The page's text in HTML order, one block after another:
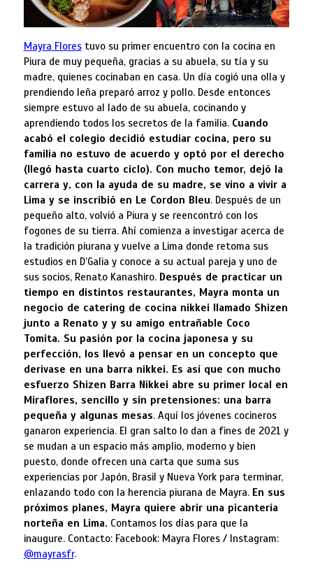
Mayra Florestuvo su primer encuentro con la cocina en
Piura de muy pequeña, gracias a su abuela, su tía y su
madre, quienes cocinaban en casa. Un día cogió una olla y
prendiendo leña preparó arroz y pollo. Desde entonces
siempre estuvo al lado de su abuela, cocinando y
aprendiendo todos los secretos de la familia. Cuando
acabó el colegio decidió estudiar cocina, pero su
familia no estuvo de acuerdo y optó por el derecho
(llegó hasta cuarto ciclo). Con mucho temor, dejó la
carrera y, con la ayuda de su madre, se vino a vivir a
Lima y se inscribió en Le Cordon Bleu. Después de un
pequeño alto, volvió a Piura y se reencontró con los
fogones de su tierra. Ahí comienza a investigar acerca de
la tradición piurana y vuelve a Lima donde retoma sus
estudios en D’Galia y conoce a su actual pareja y uno de
sus socios, Renato Kanashiro. Después de practicar un
tiempo en distintos restaurantes, Mayra monta un
negocio de catering de cocina nikkei llamado Shizen
junto a Renato y y su amigo entrañable Coco
Tomita. Su pasión por la cocina japonesa y su
perfección, los llevó a pensar en un concepto que
derivase en una barra nikkei. Es así que con mucho
esfuerzo Shizen Barra Nikkei abre su primer local en
Miraflores, sencillo y sin pretensiones: una barra
pequeña y algunas mesas. Aquí los jóvenes cocineros
ganaron experiencia. El gran salto lo dan a fines de 2021 y
se mudan a un espacio más amplio, moderno y bien
puesto, donde ofrecen una carta que suma sus
experiencias por Japón, Brasil y Nueva York para terminar,
enlazando todo con la herencia piurana de Mayra. En sus
próximos planes, Mayra quiere abrir una picantería
norteña en Lima. Contamos los días para que la
inaugure. Contacto: Facebook: Mayra Flores / Instagram:
@mayrasfr.